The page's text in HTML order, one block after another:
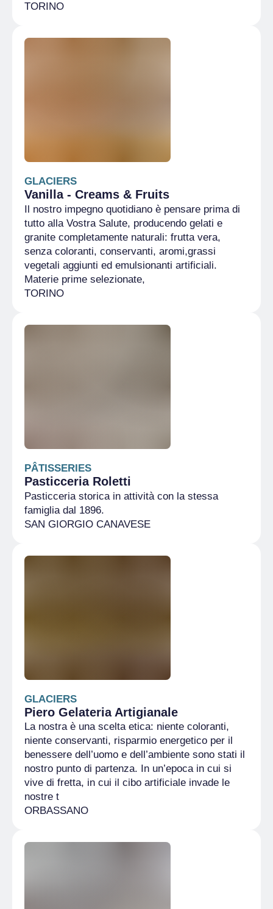
TORINO
GLACIERS
Vanilla - Creams & Fruits
Il nostro impegno quotidiano è pensare prima di
tutto alla Vostra Salute, producendo gelati e
granite completamente naturali: frutta vera,
senza coloranti, conservanti, aromi,grassi
vegetali aggiunti ed emulsionanti artificiali.
Materie prime selezionate,
TORINO
PÂTISSERIES
Pasticceria Roletti
Pasticceria storica in attività con la stessa
famiglia dal 1896.
SAN GIORGIO CANAVESE
GLACIERS
Piero Gelateria Artigianale
La nostra è una scelta etica: niente coloranti,
niente conservanti, risparmio energetico per il
benessere dell’uomo e dell’ambiente sono stati il
nostro punto di partenza. In un’epoca in cui si
vive di fretta, in cui il cibo artificiale invade le
nostre t
ORBASSANO